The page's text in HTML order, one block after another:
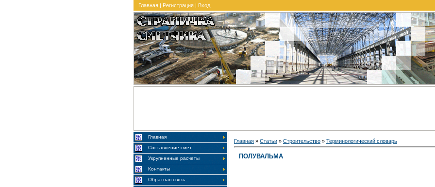
Главная | Регистрация | Вход
Главная
Составление смет
Укрупненные расчеты
Контакты
Обратная связь
Главная » Статьи » Строительство » Терминологический словарь
ПОЛУВАЛЬМА